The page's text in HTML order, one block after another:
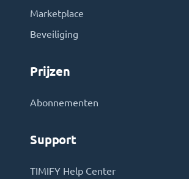
Marketplace
Beveiliging
Prijzen
Abonnementen
Support
TIMIFY Help Center